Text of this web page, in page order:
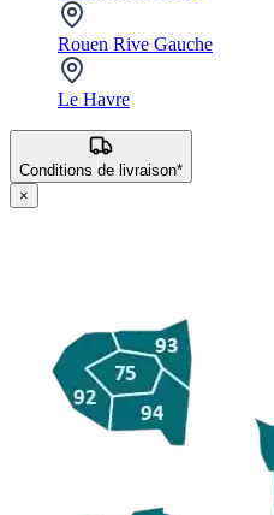
Rouen Rive Gauche
Le Havre
Conditions de livraison*
×